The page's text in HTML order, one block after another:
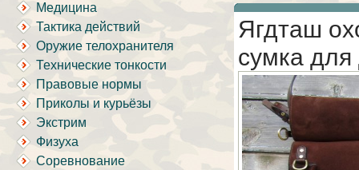
Медицина
Тактика действий
Оружие телохранителя
Технические тонкости
Правовые нормы
Приколы и курьёзы
Экстрим
Физуха
Соревнование
Ягдташ
сумка для